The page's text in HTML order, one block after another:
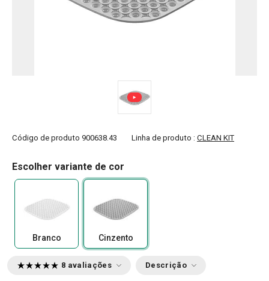
Código de produto 900638.43 Linha de produto : CLEAN KIT
Escolher variante de cor
Branco Cinzento
8 avaliações Descrição